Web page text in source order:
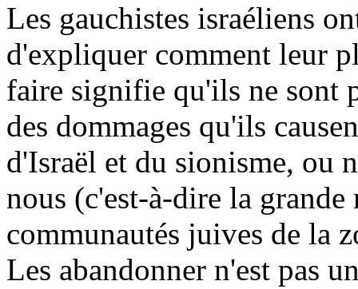
Les gauchistes israéliens
d'expliquer comment leur
faire signifie qu'ils ne sont
des dommages qu'ils
d'Israël et du sionisme, ou
nous (c'est-à-dire la
communautés juives de la
Les abandonner n'est pas